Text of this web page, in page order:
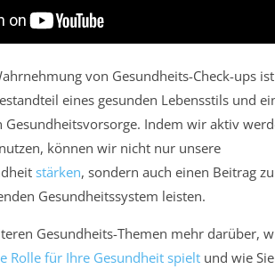
von Gesundheits-Check-ups ist
eines gesunden Lebensstils und
Gesundheitsvorsorge. Indem wir aktiv
können wir nicht nur unsere
stärken, sondern auch einen Beitrag zu
Gesundheitssystem leisten.
Gesundheits-Themen mehr darüber,
Rolle für Ihre Gesundheit spielt und wie Sie